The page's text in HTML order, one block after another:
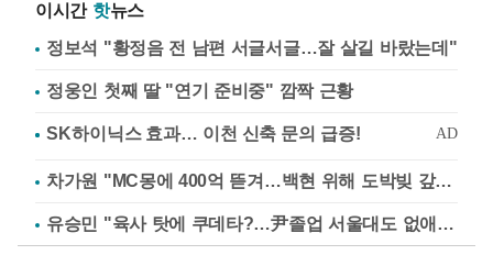
이시간 핫뉴스
정보석 "황정음 전 남편 서글서글…잘 살길 바랐는데"
정웅인 첫째 딸 "연기 준비중" 깜짝 근황
차가원 "MC몽에 400억 뜯겨…백현 위해 도박빚 갚아줘"
유승민 "육사 탓에 쿠데타?…尹졸업 서울대도 없애나"